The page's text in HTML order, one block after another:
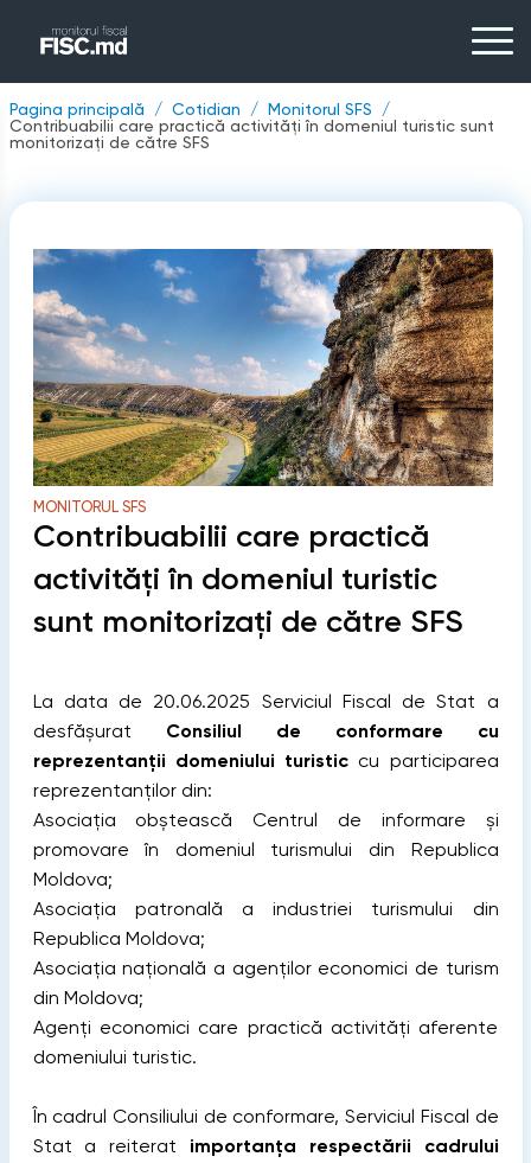
Pagina principală Cotidian
Monitorul SFS
Contribuabilii care practică activități în domeniul turistic sunt
monitorizați de către SFS
MONITORUL SFS
Contribuabilii care practică
activități în domeniul turistic
sunt monitorizați de către SFS
La data de 20.06.2025 Serviciul Fiscal de Stat a
desfășurat Consiliul de conformare cu
reprezentanții domeniului turistic cu participarea
reprezentanților din:
Asociația obștească Centrul de informare și
promovare în domeniul turismului din Republica
Moldova;
Asociația patronală a industriei turismului din
Republica Moldova;
Asociația națională a agenților economici de turism
din Moldova;
Agenți economici care practică activități aferente
domeniului turistic.
În cadrul Consiliului de conformare, Serviciul Fiscal de
Stat a reiterat importanța respectării cadrului